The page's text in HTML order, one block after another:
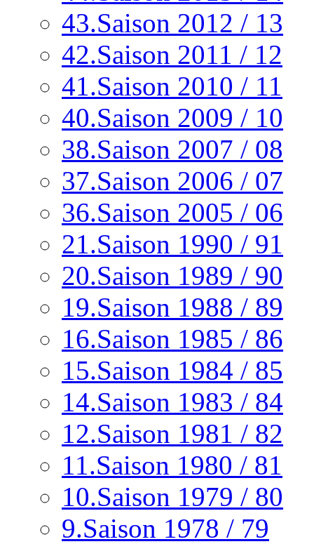
43.Saison 2012 / 13
42.Saison 2011 / 12
41.Saison 2010 / 11
40.Saison 2009 / 10
38.Saison 2007 / 08
37.Saison 2006 / 07
36.Saison 2005 / 06
21.Saison 1990 / 91
20.Saison 1989 / 90
19.Saison 1988 / 89
16.Saison 1985 / 86
15.Saison 1984 / 85
14.Saison 1983 / 84
12.Saison 1981 / 82
11.Saison 1980 / 81
10.Saison 1979 / 80
9.Saison 1978 / 79